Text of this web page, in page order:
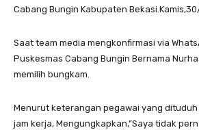
Cabang Bungin Kabupaten
Saat team media mengkonfirmasi via
Puskesmas Cabang Bungin Bernama
memilih bungkam.
Menurut keterangan pegawai yang
jam kerja, Mengungkapkan,”Saya tidak